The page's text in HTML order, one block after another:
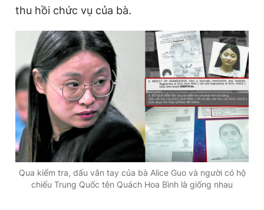
thu hồi chức vụ của bà.
Qua kiểm tra, dấu vân tay của bà Alice Guo và người có hộ
chiếu Trung Quốc tên Quách Hoa Bình là giống nhau